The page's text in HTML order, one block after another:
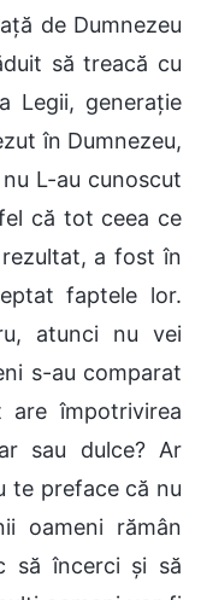
de Dumnezeu
să treacă cu
Legii, generație
în Dumnezeu,
L-au cunoscut
că tot ceea ce
a fost în
faptele lor.
atunci nu vei
s-au comparat
are împotrivirea
sau dulce? Ar
te preface că nu
oameni rămân
să încerci și să